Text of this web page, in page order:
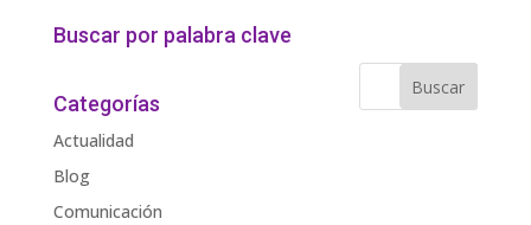
Buscar por palabra clave
Categorías
Actualidad
Blog
Comunicación